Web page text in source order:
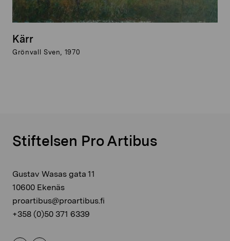
Kärr
Grönvall Sven, 1970
Stiftelsen Pro Artibus
Gustav Wasas gata 11
10600 Ekenäs
proartibus@proartibus.fi
+358 (0)50 371 6339